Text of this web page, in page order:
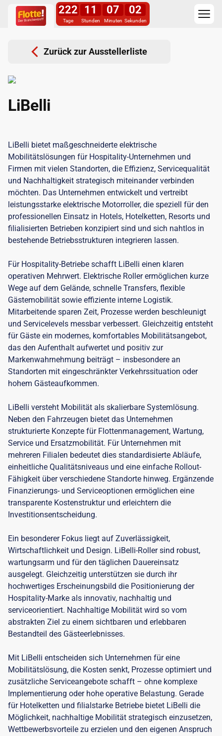
222
Tage
11
Stunden
07
Minuten
02
Sekunden
Zurück zur Ausstellerliste
LiBelli
LiBelli bietet maßgeschneiderte elektrische
Mobilitätslösungen für Hospitality-Unternehmen und
Firmen mit vielen Standorten, die Effizienz, Servicequalität
und Nachhaltigkeit strategisch miteinander verbinden
möchten. Das Unternehmen entwickelt und vertreibt
leistungsstarke elektrische Motorroller, die speziell für den
professionellen Einsatz in Hotels, Hotelketten, Resorts und
filialisierten Betrieben konzipiert sind und sich nahtlos in
bestehende Betriebsstrukturen integrieren lassen.
Für Hospitality-Betriebe schafft LiBelli einen klaren
operativen Mehrwert. Elektrische Roller ermöglichen kurze
Wege auf dem Gelände, schnelle Transfers, flexible
Gästemobilität sowie effiziente interne Logistik.
Mitarbeitende sparen Zeit, Prozesse werden beschleunigt
und Servicelevels messbar verbessert. Gleichzeitig entsteht
für Gäste ein modernes, komfortables Mobilitätsangebot,
das den Aufenthalt aufwertet und positiv zur
Markenwahrnehmung beiträgt – insbesondere an
Standorten mit eingeschränkter Verkehrssituation oder
hohem Gästeaufkommen.
LiBelli versteht Mobilität als skalierbare Systemlösung.
Neben den Fahrzeugen bietet das Unternehmen
strukturierte Konzepte für Flottenmanagement, Wartung,
Service und Ersatzmobilität. Für Unternehmen mit
mehreren Filialen bedeutet dies standardisierte Abläufe,
einheitliche Qualitätsniveaus und eine einfache Rollout-
Fähigkeit über verschiedene Standorte hinweg. Ergänzende
Finanzierungs- und Serviceoptionen ermöglichen eine
transparente Kostenstruktur und erleichtern die
Investitionsentscheidung.
Ein besonderer Fokus liegt auf Zuverlässigkeit,
Wirtschaftlichkeit und Design. LiBelli-Roller sind robust,
wartungsarm und für den täglichen Dauereinsatz
ausgelegt. Gleichzeitig unterstützen sie durch ihr
hochwertiges Erscheinungsbild die Positionierung der
Hospitality-Marke als innovativ, nachhaltig und
serviceorientiert. Nachhaltige Mobilität wird so vom
abstrakten Ziel zu einem sichtbaren und erlebbaren
Bestandteil des Gästeerlebnisses.
Mit LiBelli entscheiden sich Unternehmen für eine
Mobilitätslösung, die Kosten senkt, Prozesse optimiert und
zusätzliche Serviceangebote schafft – ohne komplexe
Implementierung oder hohe operative Belastung. Gerade
für Hotelketten und filialstarke Betriebe bietet LiBelli die
Möglichkeit, nachhaltige Mobilität strategisch einzusetzen,
Wettbewerbsvorteile zu erzielen und den eigenen Anspruch